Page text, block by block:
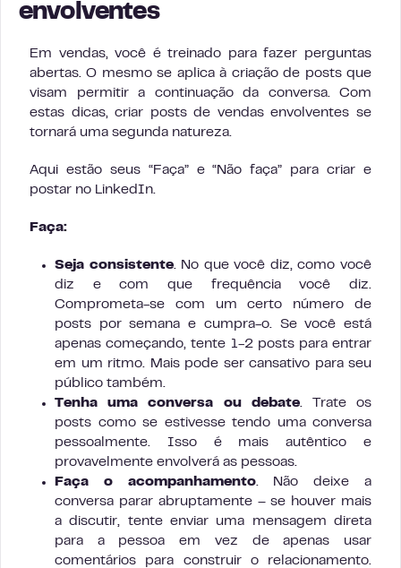
envolventes
Em vendas, você é treinado para fazer perguntas
abertas. O mesmo se aplica à criação de posts que
visam permitir a continuação da conversa. Com
estas dicas, criar posts de vendas envolventes se
tornará uma segunda natureza.
Aqui estão seus “Faça” e “Não faça” para criar e
postar no LinkedIn.
Faça:
Seja consistente. No que você diz, como você
diz e com que frequência você diz.
Comprometa-se com um certo número de
posts por semana e cumpra-o. Se você está
apenas começando, tente 1-2 posts para entrar
em um ritmo. Mais pode ser cansativo para seu
público também.
Tenha uma conversa ou debate. Trate os
posts como se estivesse tendo uma conversa
pessoalmente. Isso é mais autêntico e
provavelmente envolverá as pessoas.
Faça o acompanhamento. Não deixe a
conversa parar abruptamente – se houver mais
a discutir, tente enviar uma mensagem direta
para a pessoa em vez de apenas usar
comentários para construir o relacionamento.